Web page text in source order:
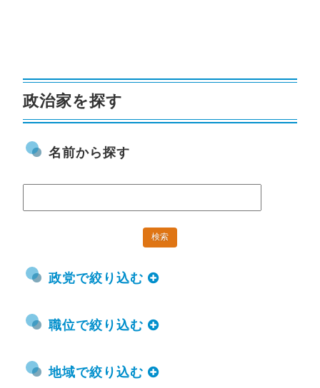
政治家を探す
名前から探す
政党で絞り込む
職位で絞り込む
地域で絞り込む